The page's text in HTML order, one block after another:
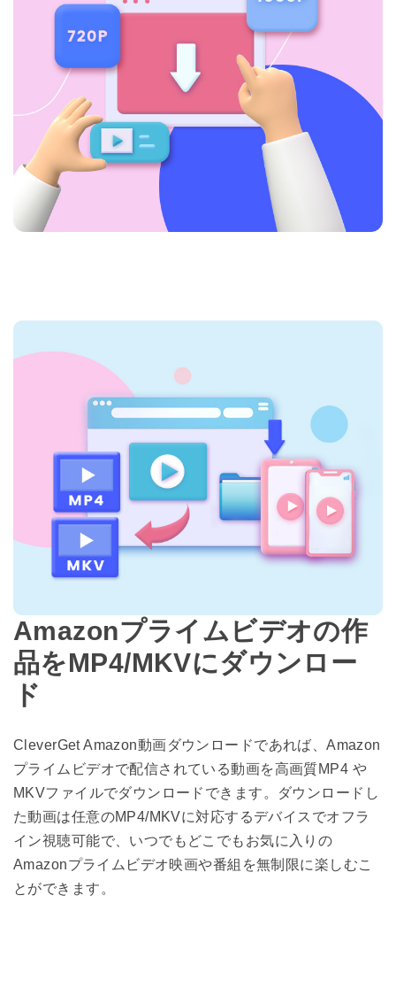
Amazonプライムビデオの作
品をMP4/MKVにダウンロー
ド
CleverGet Amazon動画ダウンロードであれば、Amazon
プライムビデオで配信されている動画を高画質MP4 や
MKVファイルでダウンロードできます。ダウンロードし
た動画は任意のMP4/MKVに対応するデバイスでオフラ
イン視聴可能で、いつでもどこでもお気に入りの
Amazonプライムビデオ映画や番組を無制限に楽しむこ
とができます。